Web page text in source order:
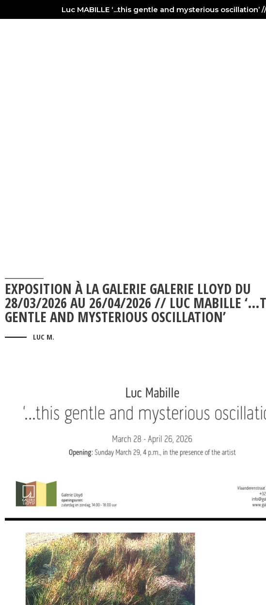
Luc MABILLE ‘...this gentle and mysterious
EXPOSITION À LA GALERIE GALERIE LLOYD DU
28/03/2026 AU 26/04/2026 // LUC MABILLE
GENTLE AND MYSTERIOUS OSCILLATION’
LUC M.